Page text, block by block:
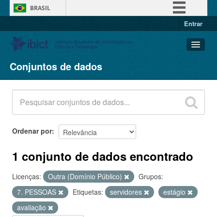
BRASIL
Entrar
Conjuntos de dados
Organizações
Grupos
Sobre
Conjuntos de dados
Ordenar por
1 conjunto de dados encontrado
Licenças: Outra (Domínio Público)
Grupos:
7. PESSOAS
Etiquetas: servidores
estágio
avaliação